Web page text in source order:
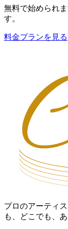
無料で始められ
す。
料金プランを見る
プロのアーティ
も、どこでも、